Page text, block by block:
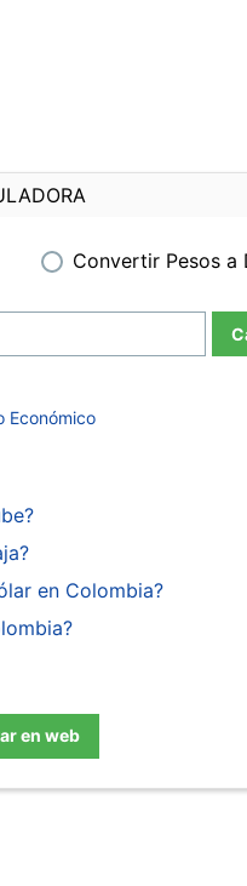
Convertir Pesos a
Económico
en Colombia?
en web